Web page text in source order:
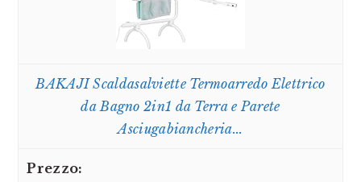
BAKAJI Scaldasalviette Termoarredo Elettrico
da Bagno 2in1 da Terra e Parete
Asciugabiancheria...